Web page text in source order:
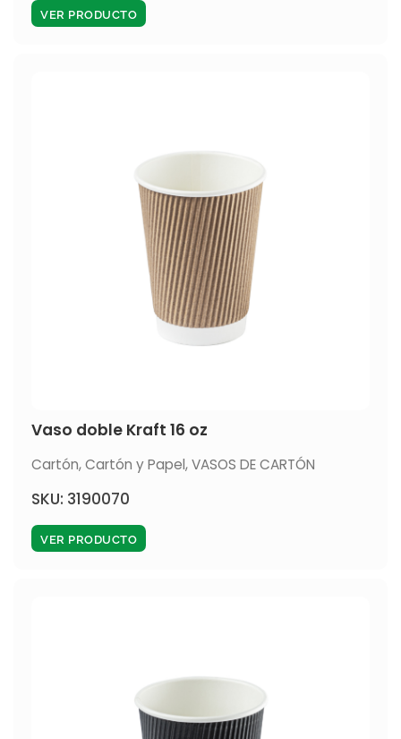
VER PRODUCTO
Vaso doble Kraft 16 oz
Cartón,Cartón y Papel,VASOS DE CARTÓN
SKU: 3190070
VER PRODUCTO